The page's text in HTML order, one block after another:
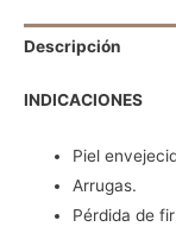
Descripción
INDICACIONES
Piel
Arrugas.
Pérdida de